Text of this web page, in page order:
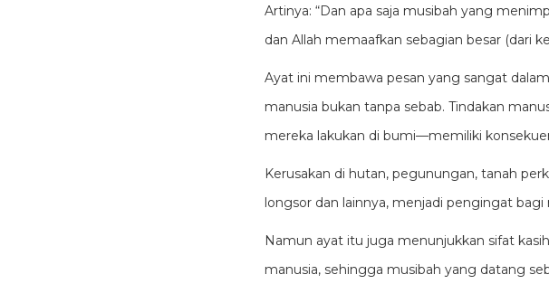
Artinya: “Dan apa saja musibah yang
dan Allah memaafkan sebagian besar (dari
Ayat ini membawa pesan yang sangat
manusia bukan tanpa sebab. Tindakan
mereka lakukan di bumi—memiliki
Kerusakan di hutan, pegunungan, tanah
longsor dan lainnya, menjadi pengingat
Namun ayat itu juga menunjukkan sifat
manusia, sehingga musibah yang datang